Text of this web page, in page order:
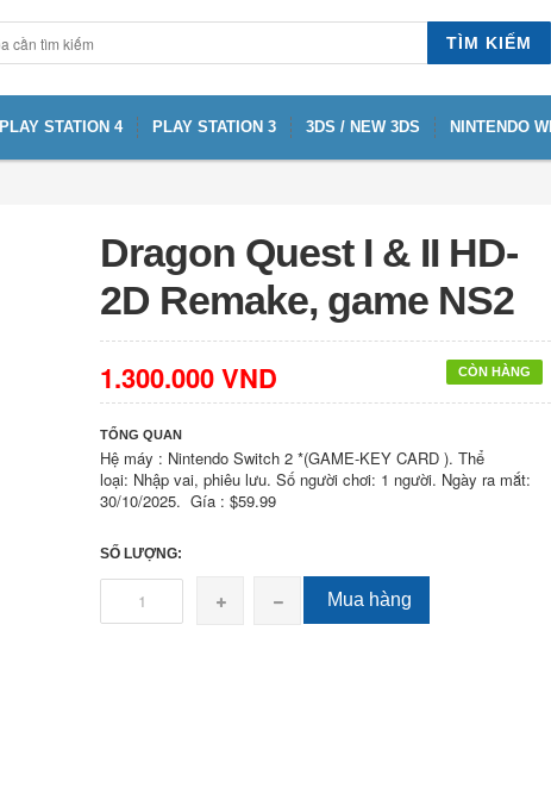
TÌM KIẾM
PLAY STATION 4 PLAY STATION 3 3DS / NEW 3DS NINTENDO WII
Dragon Quest I & II HD-
2D Remake, game NS2
CÒN HÀNG
1.300.000 VND
TỔNG QUAN
Hệ máy : Nintendo Switch 2 *(GAME-KEY CARD ). Thể
loại: Nhập vai, phiêu lưu. Số người chơi: 1 người. Ngày ra mắt:
30/10/2025. Gía : $59.99
SỐ LƯỢNG:
Mua hàng